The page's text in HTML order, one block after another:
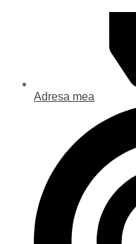
Adresa mea